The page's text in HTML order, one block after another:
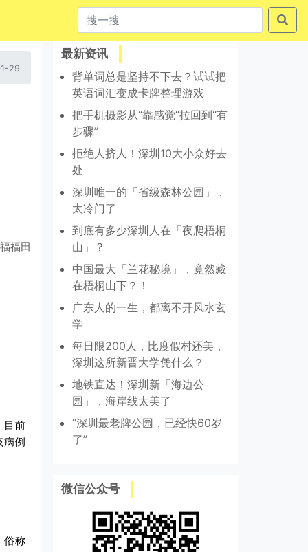
29
福田
目前
病例
俗称
最新资讯
背单词总是坚持不下去？试试把
英语词汇变成卡牌整理游戏
把手机摄影从“靠感觉”拉回到“有
步骤”
拒绝人挤人！深圳10大小众好去
处
深圳唯一的「省级森林公园」，
太冷门了
到底有多少深圳人在「夜爬梧桐
山」？
中国最大「兰花秘境」，竟然藏
在梧桐山下？！
广东人的一生，都离不开风水玄
学
每日限200人，比度假村还美，
深圳这所新晋大学凭什么？
地铁直达！深圳新「海边公
园」，海岸线太美了
“深圳最老牌公园，已经快60岁
了”
微信公众号